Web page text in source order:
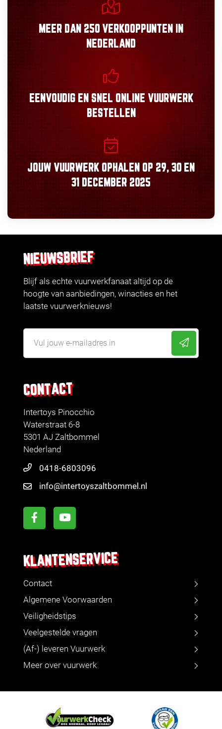
MEER DAN 250 VERKOOPPUNTEN
IN
NEDERLAND
EENVOUDIGEN SNEL ONLINE VUURWERK
BESTELLEN
JOUW VUURWERK OPHALEN OP 29, 30 EN
31 DECEMBER 2025
CONTACT
Intertoys Pinocchio
Waterstraat 6-8
5301 AJ Zaltbommel
Nederland
0418-6803096
info@intertoyszaltbommel.nl
KLANTENSERVICE
Contact
Algemene Voorwaarden
Veiligheidstips
Veelgestelde vragen
(Af-) leveren Vuurwerk
Meer over vuurwerk
NIEUWSBRIEF
Blijf als echte vuurwerkfanaat altijd op de
hoogte van aanbiedingen, winacties en het
laatste vuurwerknieuws!